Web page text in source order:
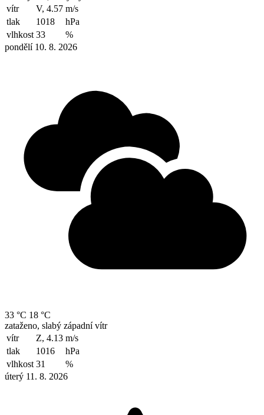
vítr
V, 4.57 m/s
tlak
1018
hPa
vlhkost 33
%
pondělí 10. 8. 2026
33 °C 18 °C
zataženo, slabý západní vítr
vítr
Z, 4.13 m/s
tlak
1016
hPa
vlhkost 31
%
úterý 11. 8. 2026